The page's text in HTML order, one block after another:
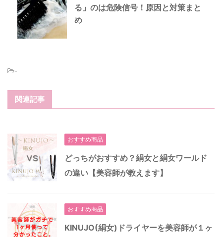
る」のは危険信号！原因と対策まと
め
-
関連記事
おすすめ商品
どっちがおすすめ？絹女と絹女ワールド
の違い【美容師が教えます】
おすすめ商品
KINUJO(絹女)ドライヤーを美容師が１ヶ